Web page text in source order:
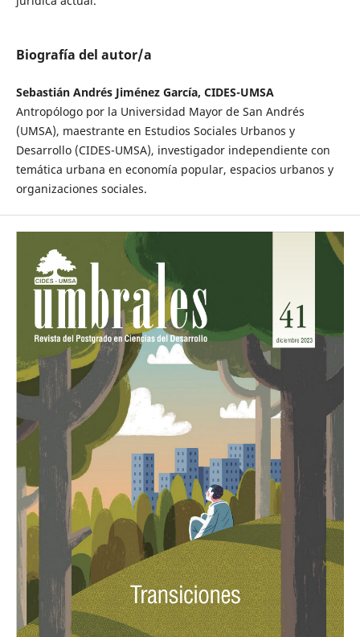
Biografía del autor/a
Sebastián Andrés Jiménez García, CIDES-UMSA
Antropólogo por la Universidad Mayor de San Andrés
(UMSA), maestrante en Estudios Sociales Urbanos y
Desarrollo (CIDES-UMSA), investigador independiente con
temática urbana en economía popular, espacios urbanos y
organizaciones sociales.